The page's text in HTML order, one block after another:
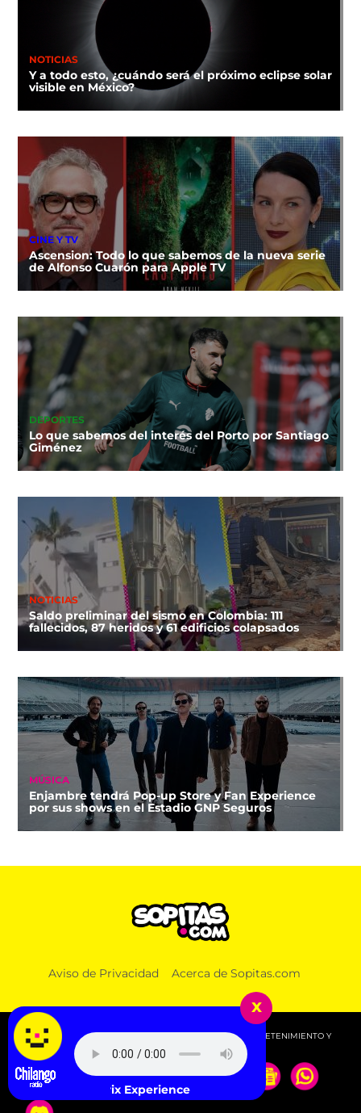
NOTICIAS
Y a todo esto, ¿cuándo será el próximo eclipse solar
visible en México?
CINE Y TV
Ascension: Todo lo que sabemos de la nueva serie
de Alfonso Cuarón para Apple TV
DEPORTES
Lo que sabemos del interés del Porto por Santiago
Giménez
NOTICIAS
Saldo preliminar del sismo en Colombia: 111
fallecidos, 87 heridos y 61 edificios colapsados
MÚSICA
Enjambre tendrá Pop-up Store y Fan Experience
por sus shows en el Estadio GNP Seguros
reconoce soberanía de Israel sobre los Altos del
Aviso de Privacidad Acerca de Sopitas.com
© 2026 SOPITAS.COM - MÚSICA, NOTICIAS, DEPORTES, ENTRETENIMIENTO Y
MÁS!.
x
Hendrix Experience - All Along the Watchtower